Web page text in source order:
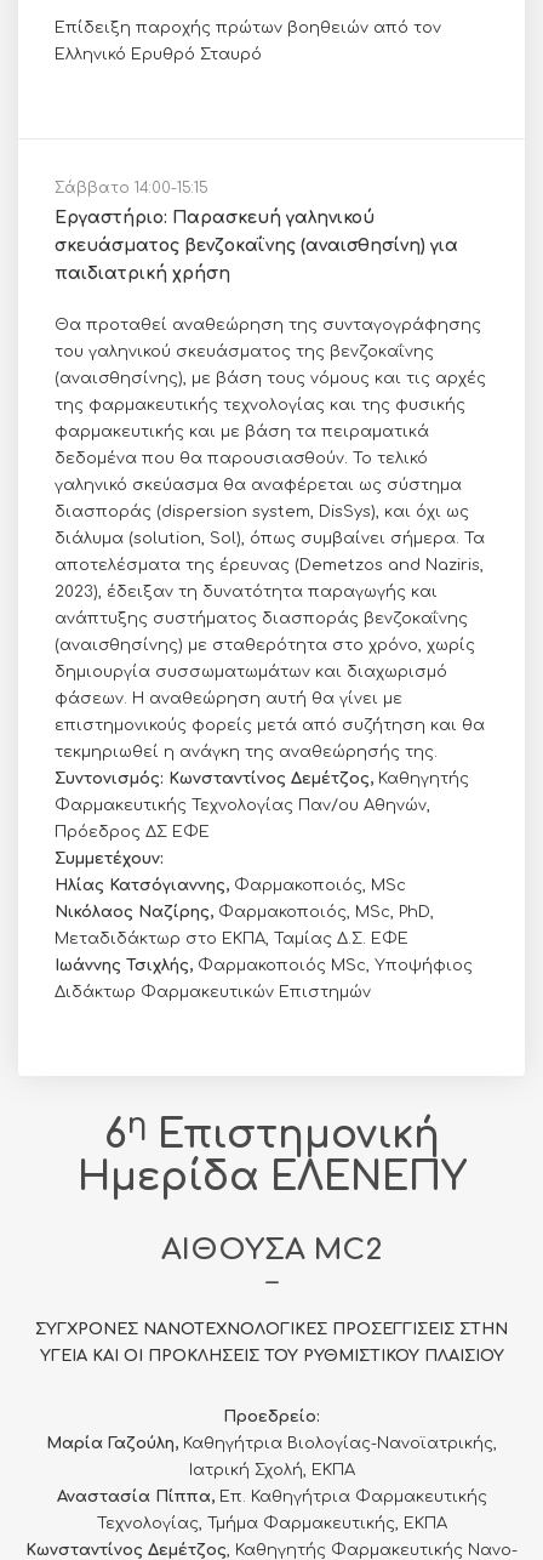
Επίδειξη παροχής πρώτων βοηθειών από τον
Ελληνικό Ερυθρό Σταυρό
Σάββατο 14:00-15:15
Εργαστήριο: Παρασκευή γαληνικού
σκευάσματος βενζοκαΐνης (αναισθησίνη) για
παιδιατρική χρήση
Θα προταθεί αναθεώρηση της συνταγογράφησης
του γαληνικού σκευάσματος της βενζοκαΐνης
(αναισθησίνης), με βάση τους νόμους και τις αρχές
της φαρμακευτικής τεχνολογίας και της φυσικής
φαρμακευτικής και με βάση τα πειραματικά
δεδομένα που θα παρουσιασθούν. Το τελικό
γαληνικό σκεύασμα θα αναφέρεται ως σύστημα
διασποράς (dispersion system, DisSys), και όχι ως
διάλυμα (solution, Sol), όπως συμβαίνει σήμερα. Τα
αποτελέσματα της έρευνας (Demetzos and Naziris,
2023), έδειξαν τη δυνατότητα παραγωγής και
ανάπτυξης συστήματος διασποράς βενζοκαΐνης
(αναισθησίνης) με σταθερότητα στο χρόνο, χωρίς
δημιουργία συσσωματωμάτων και διαχωρισμό
φάσεων. Η αναθεώρηση αυτή θα γίνει με
επιστημονικούς φορείς μετά από συζήτηση και θα
τεκμηριωθεί η ανάγκη της αναθεώρησής της.
Συντονισμός: Κωνσταντίνος Δεμέτζος, Καθηγητής
Φαρμακευτικής Τεχνολογίας Παν/ου Αθηνών,
Πρόεδρος ΔΣ ΕΦΕ
Συμμετέχουν:
Ηλίας Κατσόγιαννης, Φαρμακοποιός, MSc
Νικόλαος Ναζίρης, Φαρμακοποιός, MSc, PhD,
Μεταδιδάκτωρ στο ΕΚΠΑ, Ταμίας Δ.Σ. ΕΦΕ
Ιωάννης Τσιχλής, Φαρμακοποιός MSc, Υποψήφιος
Διδάκτωρ Φαρμακευτικών Επιστημών
6η Επιστημονική
Ημερίδα ΕΛΕΝΕΠΥ
ΑΙΘΟΥΣΑ MC2
–
ΣΥΓΧΡΟΝΕΣ ΝΑΝΟΤΕΧΝΟΛΟΓΙΚΕΣ ΠΡΟΣΕΓΓΙΣΕΙΣ ΣΤΗΝ
ΥΓΕΙΑ ΚΑΙ ΟΙ ΠΡΟΚΛΗΣΕΙΣ ΤΟΥ ΡΥΘΜΙΣΤΙΚΟΥ ΠΛΑΙΣΙΟΥ
Προεδρείο:
Μαρία Γαζούλη, Καθηγήτρια Βιολογίας-Νανοϊατρικής,
Ιατρική Σχολή, ΕΚΠΑ
Αναστασία Πίππα, Επ. Καθηγήτρια Φαρμακευτικής
Τεχνολογίας, Τμήμα Φαρμακευτικής, ΕΚΠΑ
Κωνσταντίνος Δεμέτζος , Καθηγητής Φαρμακευτικής Νανο-